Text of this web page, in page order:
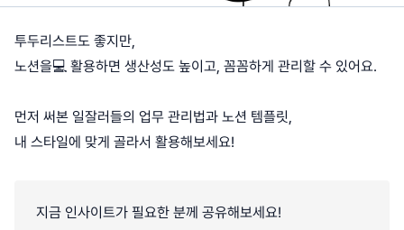
투두리스트도 좋지만,
노션을💻 활용하면 생산성도 높이고, 꼼꼼하게 관리할 수 있어요.
먼저 써본 일잘러들의 업무 관리법과 노션 템플릿,
내 스타일에 맞게 골라서 활용해보세요!
지금 인사이트가 필요한 분께 공유해보세요!